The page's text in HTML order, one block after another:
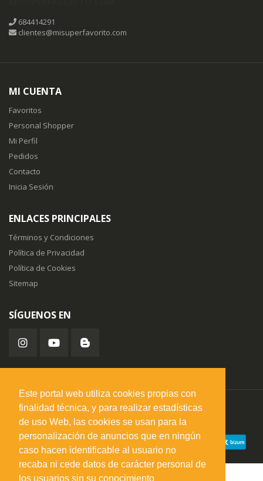
Este portal web utiliza cookies propias con
finalidad técnica, y para realizar estadísticas
de uso Web, las cookies se usan para la
personalización de anuncios que en ningún
caso hacen identificable al usuario no
recaba ni cede datos de carácter personal de
los usuarios sin su conocimiento
684414291
clientes@misuperfavorito.com
MI CUENTA
Favoritos
Personal Shopper
Mi Perfil
Pedidos
Contacto
Inicia Sesión
ENLACES PRINCIPALES
Términos y Condiciones
Política de Privacidad
Política de Cookies
Sitemap
SÍGUENOS EN
misuperfavorito.com.
© 2026. Todos los derechos reservados.